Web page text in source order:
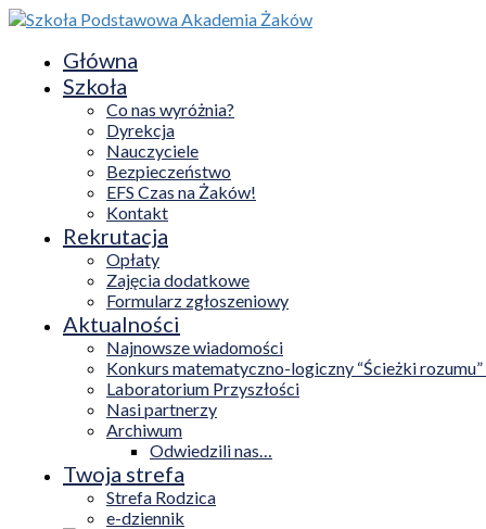
Główna
Szkoła
Co nas wyróżnia?
Dyrekcja
Nauczyciele
Bezpieczeństwo
EFS Czas na Żaków!
Kontakt
Rekrutacja
Opłaty
Zajęcia dodatkowe
Formularz zgłoszeniowy
Aktualności
Najnowsze wiadomości
Konkurs matematyczno-logiczny “Ścieżki
Laboratorium Przyszłości
Nasi partnerzy
Archiwum
Odwiedzili nas…
Twoja strefa
Strefa Rodzica
e-dziennik